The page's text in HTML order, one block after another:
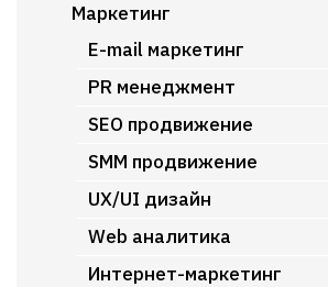
Маркетинг
E-mail маркетинг
PR менеджмент
SEO продвижение
SMM продвижение
UX/UI дизайн
Web аналитика
Интернет-маркетинг